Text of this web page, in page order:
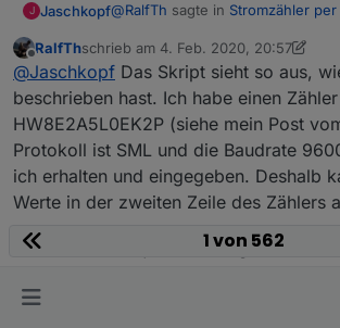
J Jaschkopf@RalfTh sagte in Stromzähler
@Jaschkopf Der Lesekopf ist
Skript hab meines AZ-Delivery
verbunden:
Gnd, +3,3V und Rxd des
GPIO13(D7) des D1 Mini
Hast du schon ein Skript erstellt?
Zähler hast du? Ggf muss der mit
freigeschaltet werden bevor er
manche Zähler benötigen eine
sie Daten senden. Das solltest
bringen.
Offline
RalfThschrieb am 4. Feb. 2020, 20:57
zuletzt editiert von RalfTh2. Apr.
@Jaschkopf Das Skript sieht so aus,
beschrieben hast. Ich habe einen
HW8E2A5L0EK2P (siehe mein Post
Protokoll ist SML und die Baudrate
ich erhalten und eingegeben. Deshalb
Werte in der zweiten Zeile des Zählers
Wir haben uns verirrt, kommen aber gut voran.
1 von 562